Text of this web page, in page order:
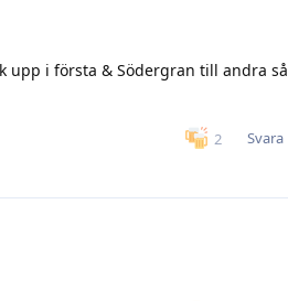
upp i första & Södergran till andra så
2 Svara